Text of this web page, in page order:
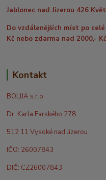
Jablonec nad Jizerou 426
Do vzdálenějších míst po
Kč nebo zdarma nad 2000,-
Kontakt
BOLIJA s.r.o.
Dr. Karla Farského 278
512 11 Vysoké nad Jizerou
IČO: 26007843
DIČ: CZ26007843